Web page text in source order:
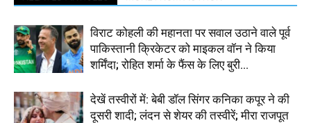
विराट कोहली की महानता पर सवाल उठाने वाले पूर्व
पाकिस्तानी क्रिकेटर को माइकल वॉन ने किया
शर्मिंदा; रोहित शर्मा के फैंस के लिए बुरी...
देखें तस्वीरों में: बेबी डॉल सिंगर कनिका कपूर ने की
दूसरी शादी; लंदन से शेयर की तस्वीरें; मीरा राजपूत